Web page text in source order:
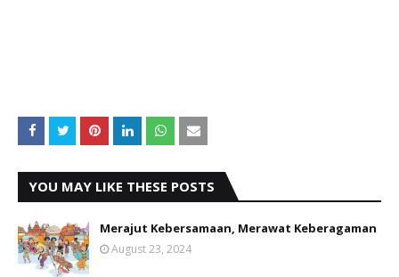
YOU MAY LIKE THESE POSTS
Merajut Kebersamaan, Merawat Keberagaman
August 23, 2024